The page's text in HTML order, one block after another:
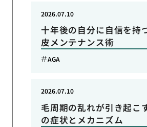
十年後の自分に自信を持
皮メンテナンス術
2026.07.10
AGA
毛周期の乱れが引き起こ
の症状とメカニズム
2026.07.10